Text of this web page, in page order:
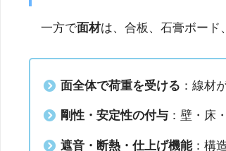
一方で面材は、合板、石膏ボード
面全体で荷重を受ける ：線材
剛性・安定性の付与：壁・床
遮音・断熱・仕上げ機能：構